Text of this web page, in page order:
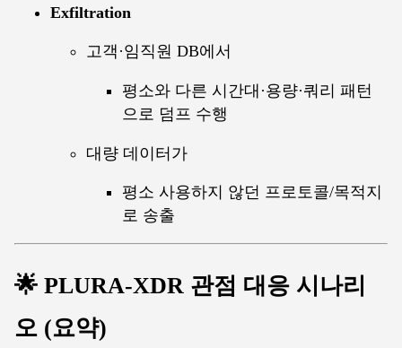
Exfiltration
고객·임직원 DB에서
평소와 다른 시간대·용량·쿼리 패턴
으로 덤프 수행
대량 데이터가
평소 사용하지 않던 프로토콜/목적지
로 송출
🌟 PLURA-XDR 관점 대응 시나리
오 (요약)